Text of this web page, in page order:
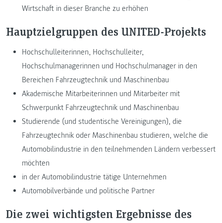
Wirtschaft in dieser Branche zu erhöhen
Hauptzielgruppen des UNITED-Projekts
Hochschulleiterinnen, Hochschulleiter,
Hochschulmanagerinnen und Hochschulmanager in den
Bereichen Fahrzeugtechnik und Maschinenbau
Akademische Mitarbeiterinnen und Mitarbeiter mit
Schwerpunkt Fahrzeugtechnik und Maschinenbau
Studierende (und studentische Vereinigungen), die
Fahrzeugtechnik oder Maschinenbau studieren, welche die
Automobilindustrie in den teilnehmenden Ländern verbessert
möchten
in der Automobilindustrie tätige Unternehmen
Automobilverbände und politische Partner
Die zwei wichtigsten Ergebnisse des